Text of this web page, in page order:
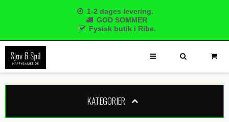
1-2 dages levering.
GOD SOMMER
Fysisk butik i Ribe.
KATEGORIER